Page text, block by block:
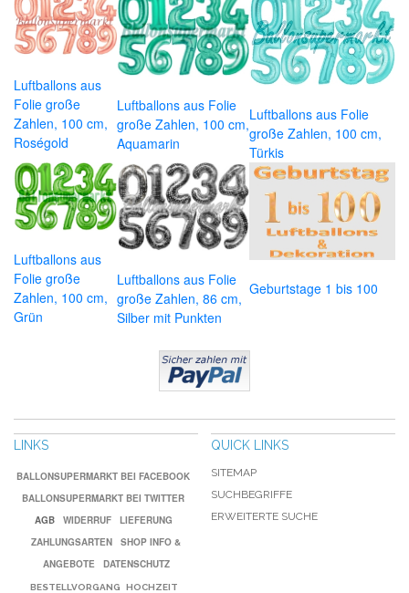
Luftballons aus
Folie große
Zahlen, 100 cm,
Roségold
Luftballons aus Folie
große Zahlen, 100 cm,
Aquamarin
Luftballons aus Folie
große Zahlen, 100 cm,
Türkis
Luftballons aus
Folie große
Zahlen, 100 cm,
Grün
Luftballons aus Folie
große Zahlen, 86 cm,
Silber mit Punkten
Geburtstage 1 bis 100
LINKS
BALLONSUPERMARKT BEI FACEBOOK
BALLONSUPERMARKT BEI TWITTER
AGB
WIDERRUF
LIEFERUNG
ZAHLUNGSARTEN
SHOP INFO &
ANGEBOTE
DATENSCHUTZ
BESTELLVORGANG
HOCHZEIT
QUICK LINKS
SITEMAP
SUCHBEGRIFFE
ERWEITERTE SUCHE